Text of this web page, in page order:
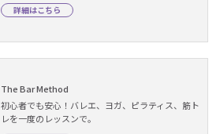
詳細はこちら
The Bar Method
初心者でも安心！バレエ、ヨガ、ピラティス、筋ト
レを一度のレッスンで。